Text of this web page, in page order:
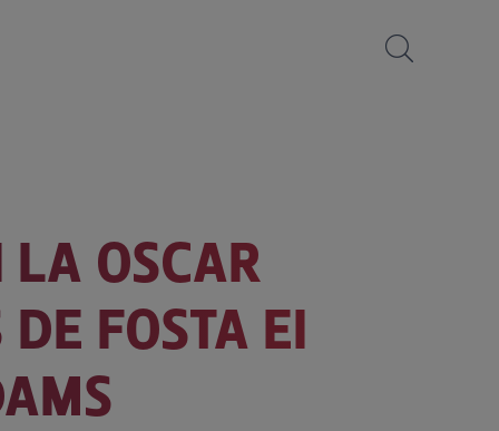
OSCAR
FOSTA EI